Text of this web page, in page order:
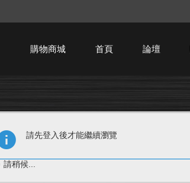
購物商城 首頁 論壇
請先登入後才能繼續瀏覽
請稍候...